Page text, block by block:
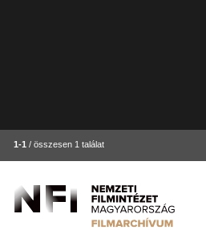
1-1 / összesen 1 találat